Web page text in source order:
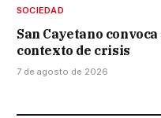
SOCIEDAD
San Cayetano
contexto de crisis
7 de agosto de 2026